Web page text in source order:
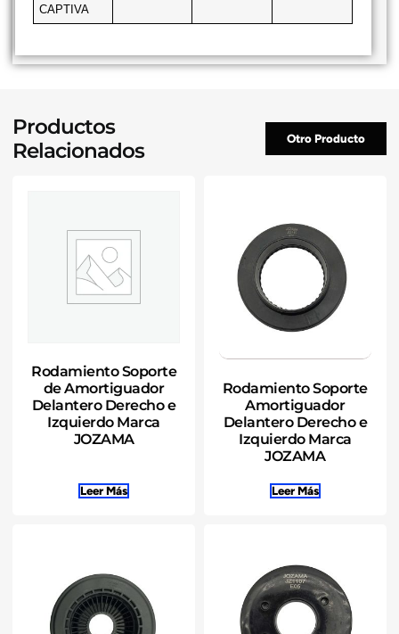
CAPTIVA
Productos
Relacionados
Otro Producto
Rodamiento Soporte
de Amortiguador
Delantero Derecho e
Izquierdo Marca
JOZAMA
Leer Más
Rodamiento Soporte
Amortiguador
Delantero Derecho e
Izquierdo Marca
JOZAMA
Leer Más